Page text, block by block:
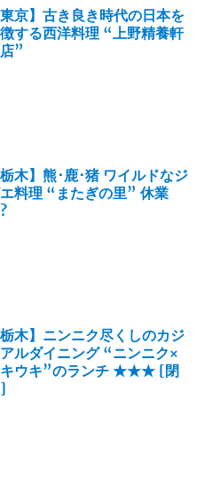
東京】古き良き時代の日本を
する西洋料理 “上野精養軒
”
栃木】熊･鹿･猪 ワイルドなジ
料理 “またぎの里” 休業
栃木】ニンニク尽くしのカジ
ルダイニング “ニンニク×
キウキ”のランチ ★★★ [閉